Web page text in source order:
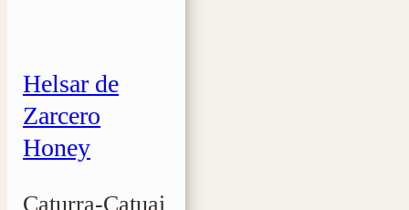
Helsar de
Zarcero
Honey
Caturra-Catuai